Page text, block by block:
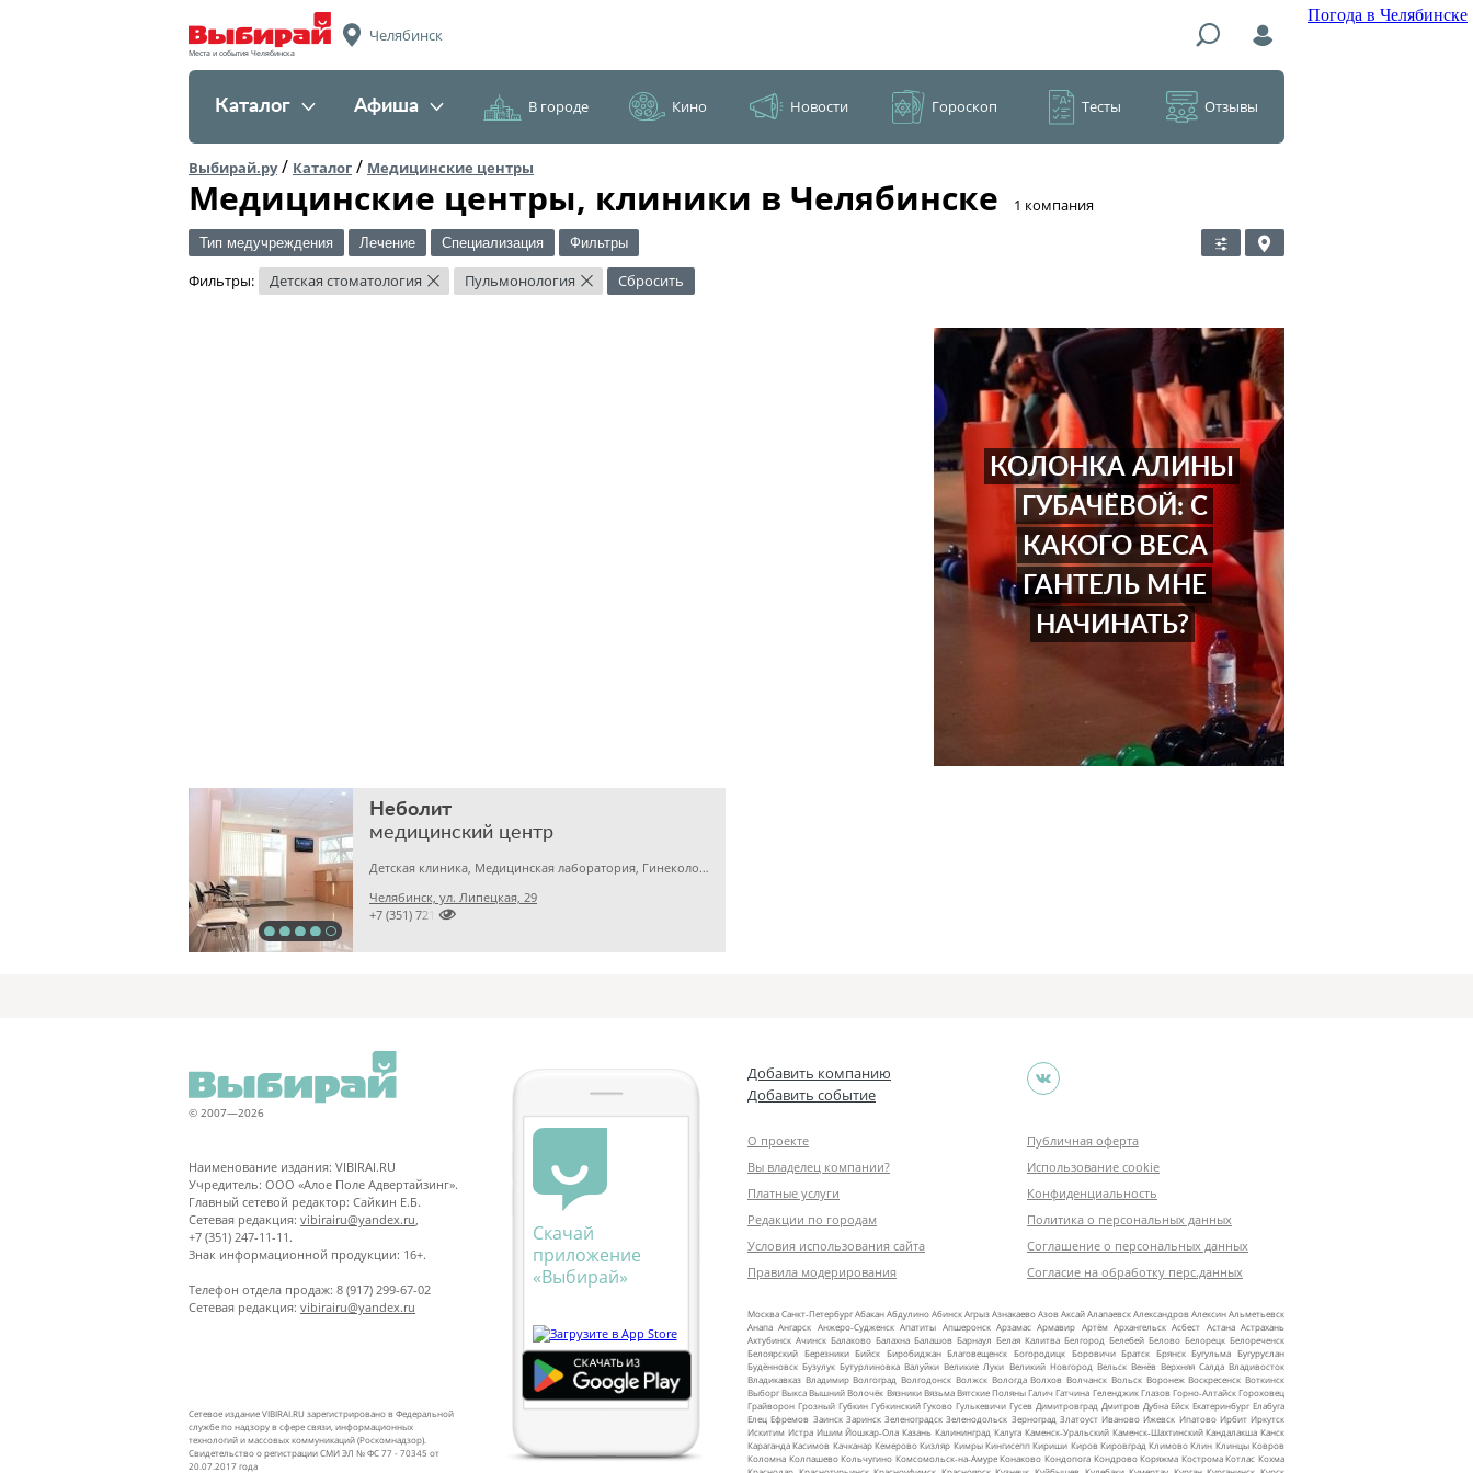
Погода в Челябинске
Места и события Челябинска
Челябинск
Каталог Афиша В городе Кино Новости Гороскоп Тесты Отзывы
Выбирай.ру/ Каталог / Медицинские центры
Медицинские центры, клиники в Челябинске ​1 компания
Тип медучреждения Лечение Специализация Фильтры
Фильтры: Детская стоматология × Пульмонология × Сбросить
КОЛОНКА АЛИНЫ
ГУБАЧЁВОЙ: С
КАКОГО ВЕСА
ГАНТЕЛЬ МНЕ
НАЧИНАТЬ?
Неболит
медицинский центр
Детская клиника, Медицинская лаборатория, Гинекология
Челябинск, ул. Липецкая, 29

+7 (351) 7212891
© 2007—2026
Наименование издания: VIBIRAI.RU
Учредитель: ООО «Алое Поле Адвертайзинг».
Главный сетевой редактор: Сайкин Е.Б.
Сетевая редакция: vibirairu@yandex.ru
+7 (351) 247-11-11.
Знак информационной продукции: 16+.
Телефон отдела продаж: 8 (917) 299-67-02
Сетевая редакция: vibirairu@yandex.ru
Сетевое издание VIBIRAI.RU зарегистрировано в Федеральной
службе по надзору в сфере связи, информационных
технологий и массовых коммуникаций (Роскомнадзор).
Свидетельство о регистрации СМИ ЭЛ № ФС 77 - 70345 от
20.07.2017 года
Скачай
приложение
«Выбирай»
Добавить компанию
Добавить событие
О проекте
Вы владелец компании?
Платные услуги
Редакции по городам
Условия использования сайта
Правила модерирования
Публичная оферта
Использование cookie
Конфиденциальность
Политика о персональных данных
Соглашение о персональных данных
Согласие на обработку перс.данных
МоскваСанкт‑ПетербургАбаканАбдулиноАбинскАгрызАзнакаевоАзовАксайАлапаевскАлександровАлексинАльметьевск
Анапа Ангарск Анжеро‑Судженск Апатиты Апшеронск Арзамас Армавир Артём Архангельск Асбест Астана Астрахань
Ахтубинск Ачинск Балаково Балахна Балашов Барнаул Белая Калитва Белгород Белебей Белово Белорецк Белореченск
Белоярский Березники Бийск Биробиджан Благовещенск Богородицк Боровичи Братск Брянск Бугульма Бугуруслан
Будённовск Бузулук Бутурлиновка Валуйки Великие Луки Великий Новгород Вельск Венёв Верхняя Салда Владивосток
Владикавказ Владимир Волгоград Волгодонск Волжск Вологда Волхов Волчанск Вольск Воронеж Воскресенск Воткинск
ВыборгВыкса Вышний Волочёк Вязники Вязьма Вятские Поляны Галич Гатчина Геленджик Глазов Горно‑АлтайскГороховец
Грайворон Грозный Губкин Губкинский Гуково Гулькевичи Гусев Димитровград Дмитров Дубна Ейск Екатеринбург Елабуга
Елец Ефремов Заинск Заринск Зеленоградск Зеленодольск Зерноград Златоуст Иваново Ижевск Ипатово Ирбит Иркутск
Искитим Истра Ишим Йошкар‑Ола Казань Калининград Калуга Каменск‑Уральский Каменск‑Шахтинский Кандалакша Канск
Караганда Касимов Качканар Кемерово Кизляр Кимры Кингисепп Кириши Киров Кировград Климово Клин Клинцы Ковров
Коломна Колпашево Кольчугино Комсомольск‑на‑Амуре Конаково Кондопога Кондрово Коряжма Кострома Котлас Кохма